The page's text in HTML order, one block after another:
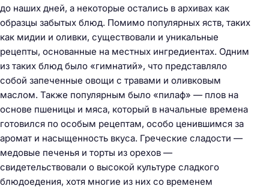
до наших дней, а некоторые остались в архивах как
образцы забытых блюд. Помимо популярных яств, таких
как мидии и оливки, существовали и уникальные
рецепты, основанные на местных ингредиентах. Одним
из таких блюд было «гимнатий», что представляло
собой запеченные овощи с травами и оливковым
маслом. Также популярным было «пилаф» — плов на
основе пшеницы и мяса, который в начальные времена
готовился по особым рецептам, особо ценившимся за
аромат и насыщенность вкуса. Греческие сладости —
медовые печенья и торты из орехов —
свидетельствовали о высокой культуре сладкого
блюдоедения, хотя многие из них со временем